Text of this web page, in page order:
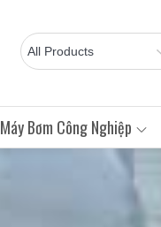
Máy Bơm Công Nghiệp